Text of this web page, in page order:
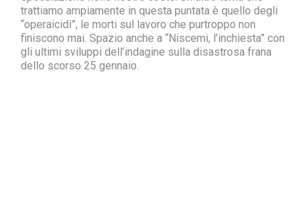
trattiamo ampiamente in questa puntata è quello degli
“operaicidi”, le morti sul lavoro che purtroppo non
finiscono mai. Spazio anche a “Niscemi, l’inchiesta” con
gli ultimi sviluppi dell’indagine sulla disastrosa frana
dello scorso 25 gennaio.